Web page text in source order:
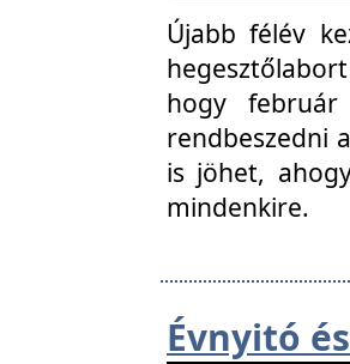
Újabb félév
hogy
rendbeszedni
is jöhet,
mindenkire.
Évnyitó